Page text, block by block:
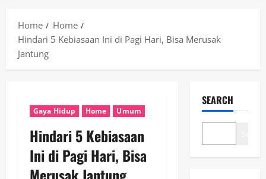
Home
Home
Hindari 5 Kebiasaan Ini di Pagi Hari, Bisa Merusak
Jantung
Gaya Hidup Home Umum
Hindari 5 Kebiasaan
Ini di Pagi Hari, Bisa
SEARCH